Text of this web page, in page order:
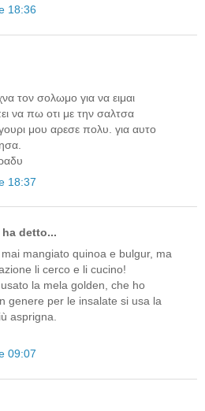
18:36
τον σολωμο για να ειμαι
να πω οτι με την σαλτσα
μου αρεσε πολυ. για αυτο
18:37
ha detto...
mangiato quinoa e bulgur, ma
li cerco e li cucino!
la mela golden, che ho
genere per le insalate si usa la
asprigna.
09:07